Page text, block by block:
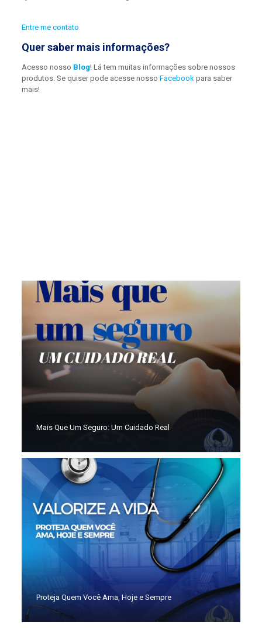
Entre me contato
Quer saber mais informações?
Acesso nosso Blog! Lá tem muitas informações sobre nossos
produtos. Se quiser pode acesse nosso Facebook para saber
mais!
Mais Que Um Seguro: Um Cuidado Real
Proteja Quem Você Ama, Hoje e Sempre